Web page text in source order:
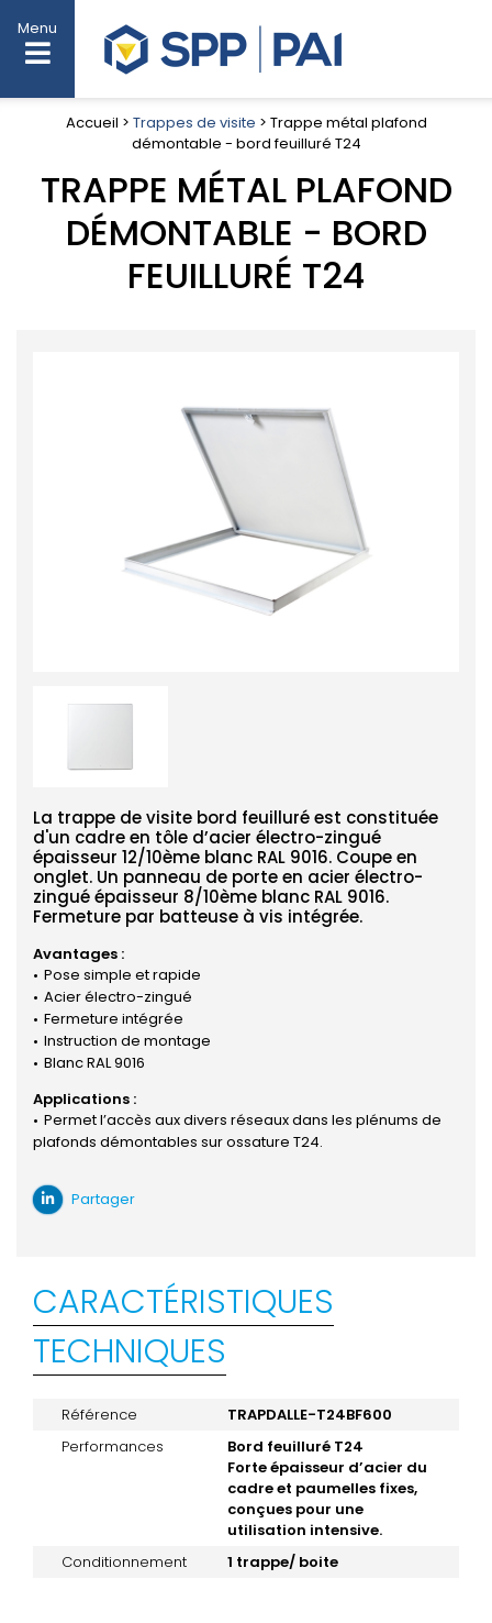
Menu
Accueil > Trappes de visite > Trappe métal plafond
démontable - bord feuilluré T24
TRAPPE MÉTAL PLAFOND
DÉMONTABLE - BORD
FEUILLURÉ T24
La trappe de visite bord feuilluré est constituée
d'un cadre en tôle d’acier électro-zingué
épaisseur 12/10ème blanc RAL 9016. Coupe en
onglet. Un panneau de porte en acier électro-
zingué épaisseur 8/10ème blanc RAL 9016.
Fermeture par batteuse à vis intégrée.
Avantages :
Pose simple et rapide
Acier électro-zingué
Fermeture intégrée
Instruction de montage
Blanc RAL 9016
Applications :
Permet l’accès aux divers réseaux dans les plénums de
plafonds démontables sur ossature T24.
Partager
CARACTÉRISTIQUES
TECHNIQUES
Référence
TRAPDALLE-T24BF600
Performances
Bord feuilluré T24
Forte épaisseur d’acier du
cadre et paumelles fixes,
conçues pour une
utilisation intensive.
Conditionnement
1 trappe/ boite